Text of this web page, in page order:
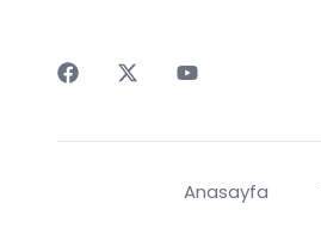
Anasayfa